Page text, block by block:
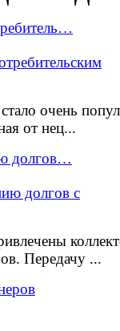
очень
от нец...
долгов…
Передачу ...